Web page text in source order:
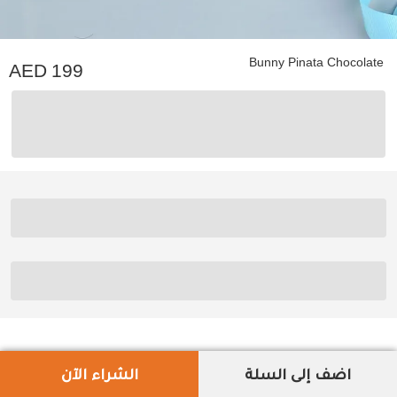
Bunny Pinata Chocolate
199
اضف إلى السلة الشراء الآن